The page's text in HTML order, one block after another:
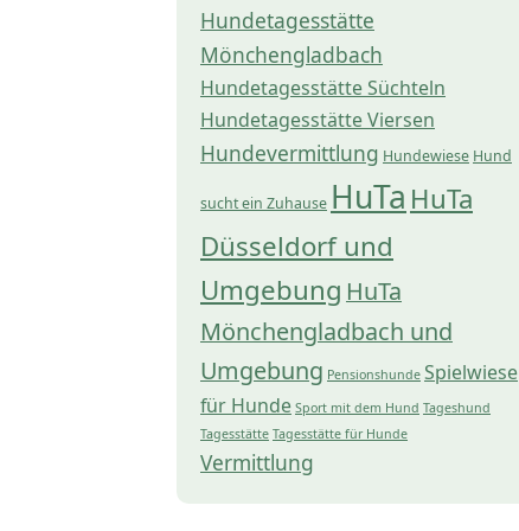
Hundetagesstätte
Mönchengladbach
Hundetagesstätte Süchteln
Hundetagesstätte Viersen
Hundevermittlung Hundewiese Hund
sucht ein Zuhause HuTa HuTa
Düsseldorf und
Umgebung HuTa
Mönchengladbach und
Umgebung Pensionshunde Spielwiese
für Hunde Sport mit dem Hund Tageshund
Tagesstätte Tagesstätte für Hunde
Vermittlung